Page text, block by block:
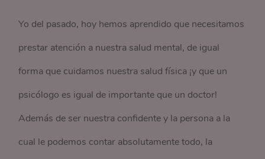
Yo del pasado, hoy hemos aprendido que necesitamos
prestar atención a nuestra salud mental, de igual
forma que cuidamos nuestra salud física ¡y que un
psicólogo es igual de importante que un doctor!
Además de ser nuestra confidente y la persona a la
cual le podemos contar absolutamente todo, la